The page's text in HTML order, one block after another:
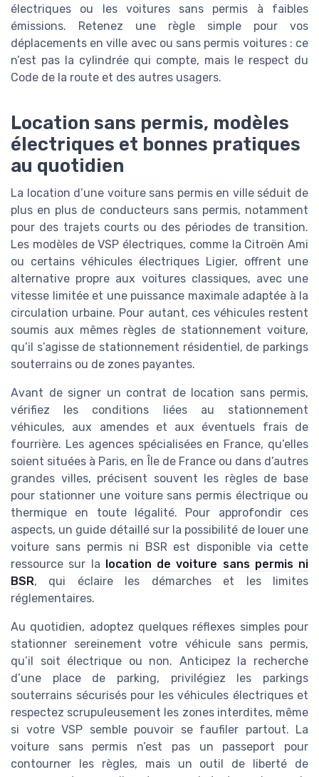
électriques ou les voitures sans permis à faibles
émissions. Retenez une règle simple pour vos
déplacements en ville avec ou sans permis voitures : ce
n’est pas la cylindrée qui compte, mais le respect du
Code de la route et des autres usagers.
Location sans permis, modèles
électriques et bonnes pratiques
au quotidien
La location d’une voiture sans permis en ville séduit de
plus en plus de conducteurs sans permis, notamment
pour des trajets courts ou des périodes de transition.
Les modèles de VSP électriques, comme la Citroën Ami
ou certains véhicules électriques Ligier, offrent une
alternative propre aux voitures classiques, avec une
vitesse limitée et une puissance maximale adaptée à la
circulation urbaine. Pour autant, ces véhicules restent
soumis aux mêmes règles de stationnement voiture,
qu’il s’agisse de stationnement résidentiel, de parkings
souterrains ou de zones payantes.
Avant de signer un contrat de location sans permis,
vérifiez les conditions liées au stationnement
véhicules, aux amendes et aux éventuels frais de
fourrière. Les agences spécialisées en France, qu’elles
soient situées à Paris, en Île de France ou dans d’autres
grandes villes, précisent souvent les règles de base
pour stationner une voiture sans permis électrique ou
thermique en toute légalité. Pour approfondir ces
aspects, un guide détaillé sur la possibilité de louer une
voiture sans permis ni BSR est disponible via cette
ressource sur la
location de voiture sans permis ni
BSR, qui éclaire les démarches et les limites
réglementaires.
Au quotidien, adoptez quelques réflexes simples pour
stationner sereinement votre véhicule sans permis,
qu’il soit électrique ou non. Anticipez la recherche
d’une place de parking, privilégiez les parkings
souterrains sécurisés pour les véhicules électriques et
respectez scrupuleusement les zones interdites, même
si votre VSP semble pouvoir se faufiler partout. La
voiture sans permis n’est pas un passeport pour
contourner les règles, mais un outil de liberté de